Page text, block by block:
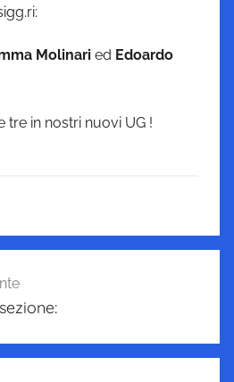
Molinari ed Edoardo
tre in nostri nuovi UG !